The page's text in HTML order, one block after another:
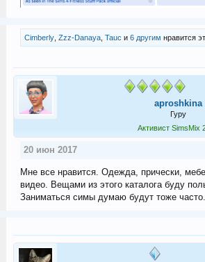
Cimberly, Zzz-Danaya, Tauc и 6 другим нравится
aproshkina
Гуру
Активист SimsMix
20 июн 2017
Мне все нравится. Одежда, прически,
видео. Вещами из этого каталога буду
Заниматься симы думаю будут тоже часто.